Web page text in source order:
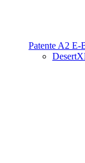
Patente A2 E-
DesertX